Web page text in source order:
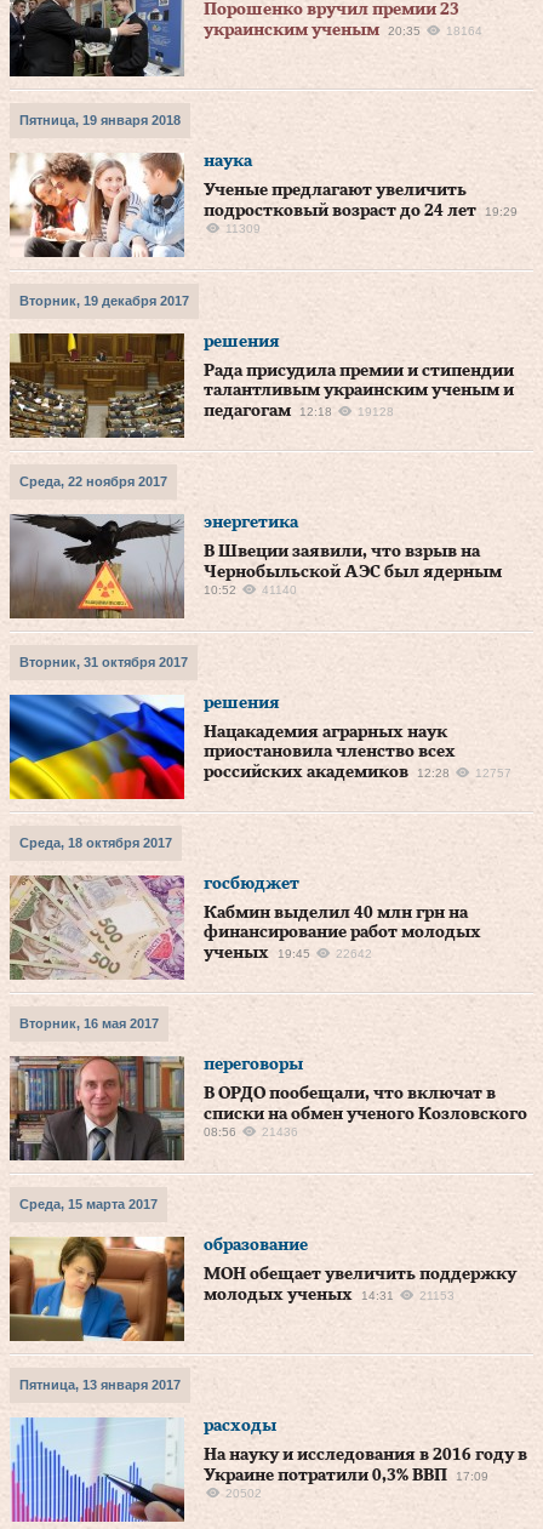
Порошенко вручил премии 23
украинским ученым
20:35 18164
Пятница, 19 января 2018
наука
Ученые предлагают увеличить
подростковый возраст до 24 лет
19:29
11309
Вторник, 19 декабря 2017
решения
Рада присудила премии и стипендии
талантливым украинским ученым и
педагогам
12:18 19128
Среда, 22 ноября 2017
энергетика
В Швеции заявили, что взрыв на
Чернобыльской АЭС был ядерным
10:52 41140
Вторник, 31 октября 2017
решения
Нацакадемия аграрных наук
приостановила членство всех
российских академиков
12:28 12757
Среда, 18 октября 2017
госбюджет
Кабмин выделил 40 млн грн на
финансирование работ молодых
ученых
19:45 22642
Вторник, 16 мая 2017
переговоры
В ОРДО пообещали, что включат в
списки на обмен ученого Козловского
08:56 21436
Среда, 15 марта 2017
образование
МОН обещает увеличить поддержку
молодых ученых
14:31 21153
Пятница, 13 января 2017
расходы
На науку и исследования в 2016 году в
Украине потратили 0,3% ВВП
17:09
20502